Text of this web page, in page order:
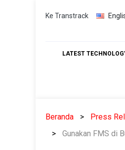
Skip
Ke Transtrack
LATEST
Beranda
Press
Gunakan FMS di